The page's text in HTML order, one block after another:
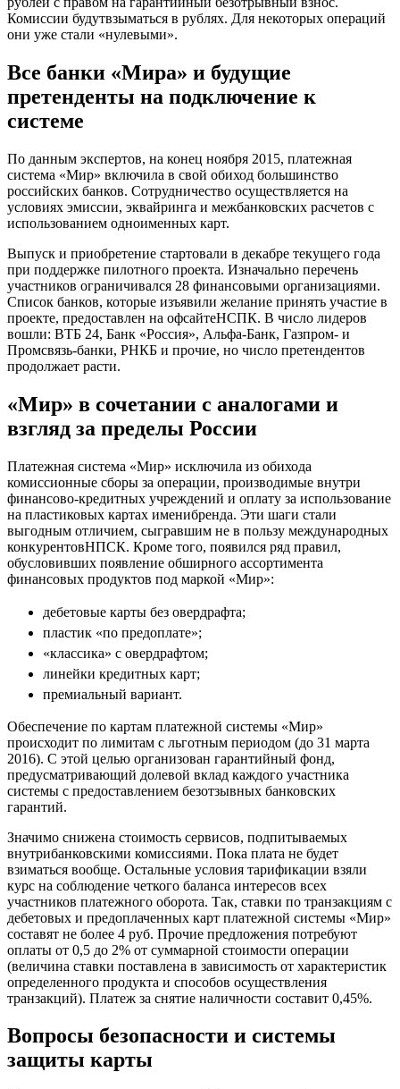
Комиссии будутвзыматься в рублях. Для некоторых операций
они уже стали «нулевыми».
Все банки «Мира» и будущие
претенденты на подключение к
системе
По данным экспертов, на конец ноября 2015, платежная
система «Мир» включила в свой обиход большинство
российских банков. Сотрудничество осуществляется на
условиях эмиссии, эквайринга и межбанковских расчетов с
использованием одноименных карт.
Выпуск и приобретение стартовали в декабре текущего года
при поддержке пилотного проекта. Изначально перечень
участников ограничивался 28 финансовыми организациями.
Список банков, которые изъявили желание принять участие в
проекте, предоставлен на офсайтеНСПК. В число лидеров
вошли: ВТБ 24, Банк «Россия», Альфа-Банк, Газпром- и
Промсвязь-банки, РНКБ и прочие, но число претендентов
продолжает расти.
«Мир» в сочетании с аналогами и
взгляд за пределы России
Платежная система «Мир» исключила из обихода
комиссионные сборы за операции, производимые внутри
финансово-кредитных учреждений и оплату за использование
на пластиковых картах именибренда. Эти шаги стали
выгодным отличием, сыгравшим не в пользу международных
конкурентовНПСК. Кроме того, появился ряд правил,
обусловивших появление обширного ассортимента
финансовых продуктов под маркой «Мир»:
дебетовые карты без овердрафта;
пластик «по предоплате»;
«классика» с овердрафтом;
линейки кредитных карт;
премиальный вариант.
Обеспечение по картам платежной системы «Мир»
происходит по лимитам с льготным периодом (до 31 марта
2016). С этой целью организован гарантийный фонд,
предусматривающий долевой вклад каждого участника
системы с предоставлением безотзывных банковских
гарантий.
Значимо снижена стоимость сервисов, подпитываемых
внутрибанковскими комиссиями. Пока плата не будет
взиматься вообще. Остальные условия тарификации взяли
курс на соблюдение четкого баланса интересов всех
участников платежного оборота. Так, ставки по транзакциям с
дебетовых и предоплаченных карт платежной системы «Мир»
составят не более 4 руб. Прочие предложения потребуют
оплаты от 0,5 до 2% от суммарной стоимости операции
(величина ставки поставлена в зависимость от характеристик
определенного продукта и способов осуществления
транзакций). Платеж за снятие наличности составит 0,45%.
Вопросы безопасности и системы
защиты карты